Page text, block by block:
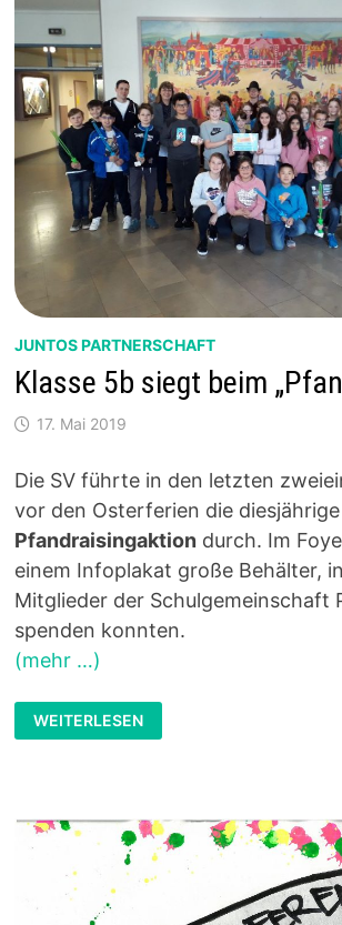
JUNTOS PARTNERSCHAFT
Klasse 5b siegt beim
17. Mai 2019
Die SV führte in den letzten
vor den Osterferien die diesjährige
Pfandraisingaktion durch. Im
einem Infoplakat große Behälter,
Mitglieder der Schulgemeinschaft
spenden konnten.
(mehr …)
KLASSE
5B
SIEGT
WEITERLESEN